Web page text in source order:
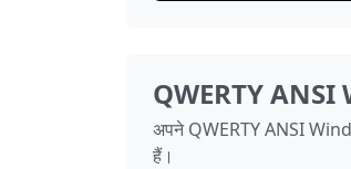
QWERTY ANSI
अपने QWERTY ANSI
हैं।